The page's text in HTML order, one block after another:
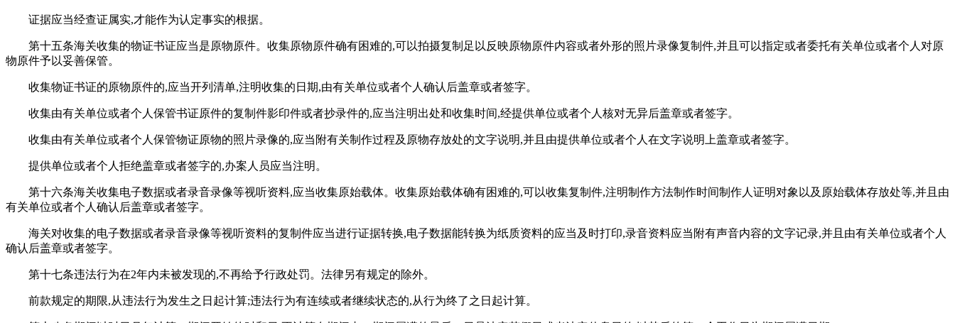
证据应当经查证属实,才能作为认定事实的根据。
第十五条海关收集的物证书证应当是原物原件。收集原物原件确有困难的,可以拍摄复制足以反映原物原件内容或者外形的照片录像复制件,并且可以指定或者委托有关单位或者个人对原
物原件予以妥善保管。
收集物证书证的原物原件的,应当开列清单,注明收集的日期,由有关单位或者个人确认后盖章或者签字。
收集由有关单位或者个人保管书证原件的复制件影印件或者抄录件的,应当注明出处和收集时间,经提供单位或者个人核对无异后盖章或者签字。
收集由有关单位或者个人保管物证原物的照片录像的,应当附有关制作过程及原物存放处的文字说明,并且由提供单位或者个人在文字说明上盖章或者签字。
提供单位或者个人拒绝盖章或者签字的,办案人员应当注明。
第十六条海关收集电子数据或者录音录像等视听资料,应当收集原始载体。收集原始载体确有困难的,可以收集复制件,注明制作方法制作时间制作人证明对象以及原始载体存放处等,并且由
有关单位或者个人确认后盖章或者签字。
海关对收集的电子数据或者录音录像等视听资料的复制件应当进行证据转换,电子数据能转换为纸质资料的应当及时打印,录音资料应当附有声音内容的文字记录,并且由有关单位或者个人
确认后盖章或者签字。
第十七条违法行为在2年内未被发现的,不再给予行政处罚。法律另有规定的除外。
前款规定的期限,从违法行为发生之日起计算;违法行为有连续或者继续状态的,从行为终了之日起计算。